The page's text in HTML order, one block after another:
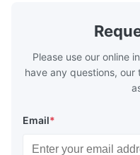
boilers is generally in
range of 200°C –
Please use our online
have any questions,
Email*